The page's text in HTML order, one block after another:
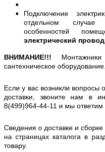
Подключение
отдельном случае
особенностей
электрический
ВНИМАНИЕ!!!
сантехническое оборудование.
Если у вас возникли вопросы
доставки, звоните нам в
8(499)964-44-11 и мы ответим
Сведения о доставке и
на страницах каталога в
товару.